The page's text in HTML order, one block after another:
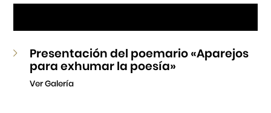
Presentación del poemario «Aparejos
para exhumar la poesía»
Ver Galería